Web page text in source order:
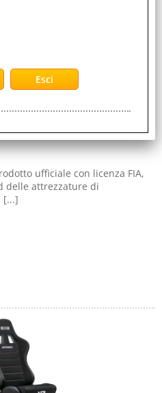
ufficiale con licenza FIA,
delle attrezzature di
[...]